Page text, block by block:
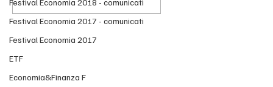
Festival Economia 2017 - comunicati
Festival Economia 2017
ETF
Economia&Finanza F
Ranked: The World’s Most Livable Regions